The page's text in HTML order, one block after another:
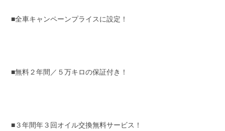
■全車キャンペーンプライスに設定！
■無料２年間／５万キロの保証付き！
■３年間年３回オイル交換無料サービス！